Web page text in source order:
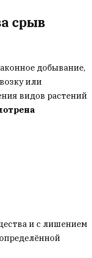
срыв
добывание,
или
видов растений
и с лишением